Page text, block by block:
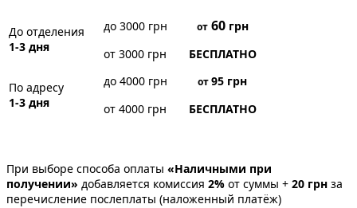
До отделения
1-3 дня
до 3000 грн от60грн
от 3000 грн
БЕСПЛАТНО
По адресу
1-3 дня
до 4000 грн от95 грн
от 4000 грн
БЕСПЛАТНО
При выборе способа оплаты «Наличными при
получении» добавляется комиссия 2% от суммы + 20 грн за
перечисление послеплаты (наложенный платёж)